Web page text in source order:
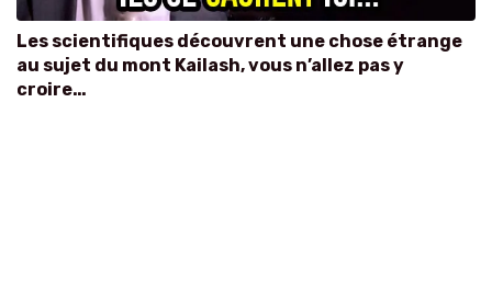
Les scientifiques découvrent une chose étrange
au sujet du mont Kailash, vous n’allez pas y
croire…